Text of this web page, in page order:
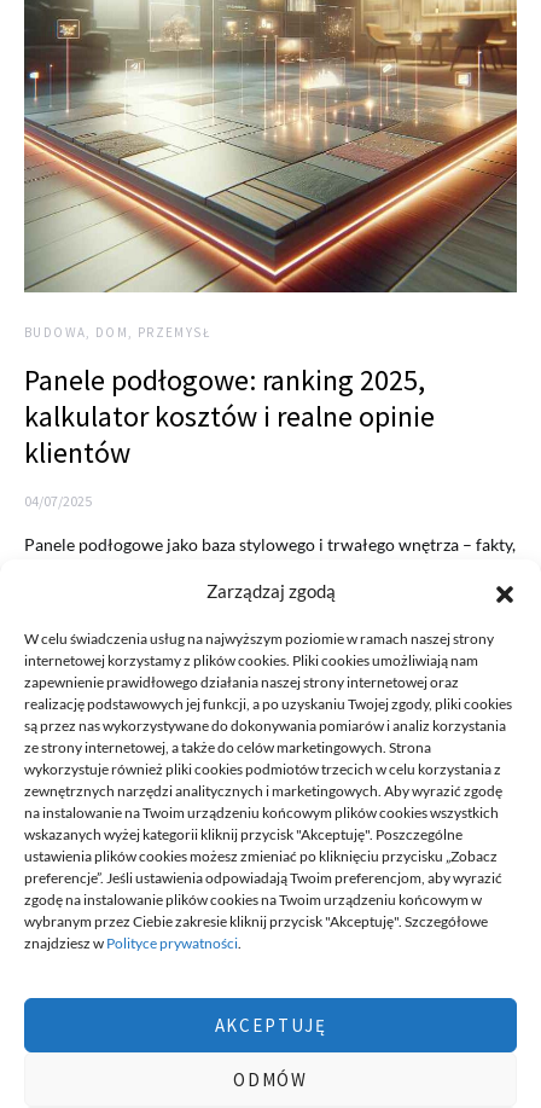
Zarządzaj zgodą
W celu świadczenia usług na najwyższym poziomie w ramach naszej strony
internetowej korzystamy z plików cookies. Pliki cookies umożliwiają nam
zapewnienie prawidłowego działania naszej strony internetowej oraz
realizację podstawowych jej funkcji, a po uzyskaniu Twojej zgody, pliki cookies
są przez nas wykorzystywane do dokonywania pomiarów i analiz korzystania
ze strony internetowej, a także do celów marketingowych. Strona
wykorzystuje również pliki cookies podmiotów trzecich w celu korzystania z
zewnętrznych narzędzi analitycznych i marketingowych. Aby wyrazić zgodę
na instalowanie na Twoim urządzeniu końcowym plików cookies wszystkich
wskazanych wyżej kategorii kliknij przycisk "Akceptuję". Poszczególne
ustawienia plików cookies możesz zmieniać po kliknięciu przycisku „Zobacz
preferencje”. Jeśli ustawienia odpowiadają Twoim preferencjom, aby wyrazić
zgodę na instalowanie plików cookies na Twoim urządzeniu końcowym w
wybranym przez Ciebie zakresie kliknij przycisk "Akceptuję". Szczegółowe
znajdziesz w Polityce prywatności.
AKCEPTUJĘ
ODMÓW
BUDOWA, DOM, PRZEMYSŁ
Panele podłogowe: ranking 2025,
kalkulator kosztów i realne opinie
klientów
04/07/2025
Panele podłogowe jako baza stylowego i trwałego wnętrza – fakty,
READ MORE
DECA /
Deca
to miejsce stworzone dla ludzi takich jak ty, miejsce, gdzie
możesz znaleźć wiele ciekawych informacji, na różne tematy,
informacji podzielonych na tematyczne kategorie. Dołącz do naszej
innymi ten serwis.
Chcesz do nas dołączyć, pisać teksty i dzielić się swoją wiedzą?
wizytówki nap